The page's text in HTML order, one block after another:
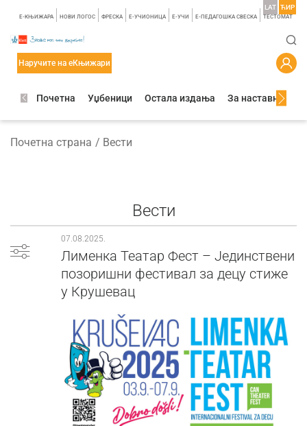
E-КЊИЖАРА НОВИ ЛОГОС ФРЕСКА E-УЧИОНИЦА E-УЧИ Е-ПЕДАГОШКА СВЕСКА TЕСТОМАТ
LAT ЋИР
Наручите на еКњижари
Почетна Уџбеници Остала издања За наставнике
Почетна страна Вести
Вести
07.08.2025.
Лименка Театар Фест – Јединствени
позоришни фестивал за децу стиже
у Крушевац